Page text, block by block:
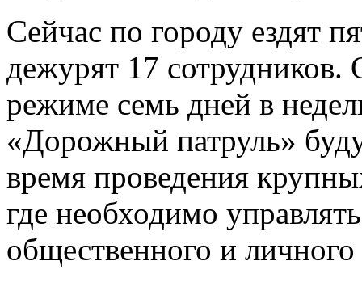
Сейчас по городу ездят
дежурят 17
режиме семь дней в
«Дорожный патруль»
время проведения
где необходимо
общественного и